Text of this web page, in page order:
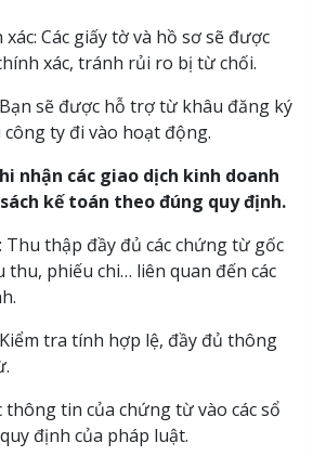
Các giấy tờ và hồ sơ sẽ được
xác, tránh rủi ro bị từ chối.
sẽ được hỗ trợ từ khâu đăng ký
ty đi vào hoạt động.
nhận các giao dịch kinh doanh
kế toán theo đúng quy định.
thập đầy đủ các chứng từ gốc
phiếu chi… liên quan đến các
tra tính hợp lệ, đầy đủ thông
thông tin của chứng từ vào các sổ
định của pháp luật.